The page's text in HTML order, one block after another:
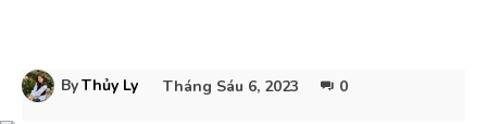
ByThủy Ly Tháng Sáu 6, 2023 0